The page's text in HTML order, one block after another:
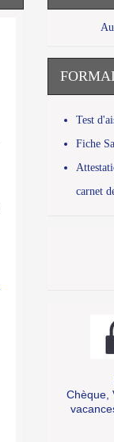
Test
Fiche
carnet
Chèque,